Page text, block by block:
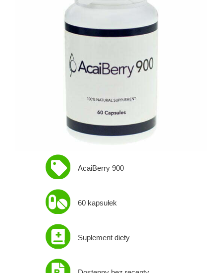
AcaiBerry 900
60 kapsułek
Suplement diety